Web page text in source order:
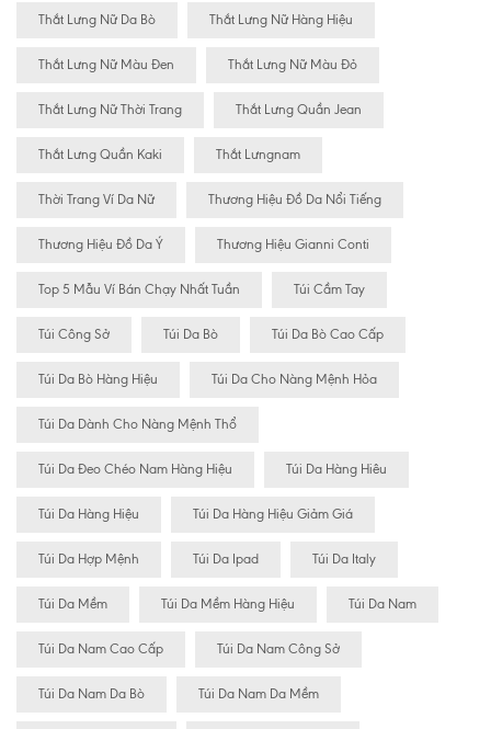
Thắt Lưng Nữ Da Bò Thắt Lưng Nữ Hàng Hiệu
Thắt Lưng Nữ Màu Đen Thắt Lưng Nữ Màu Đỏ
Thắt Lưng Nữ Thời Trang Thắt Lưng Quần Jean
Thắt Lưng Quần Kaki Thắt Lưngnam
Thời Trang Ví Da Nữ Thương Hiệu Đồ Da Nổi Tiếng
Thương Hiệu Đồ Da Ý Thương Hiệu Gianni Conti
Top 5 Mẫu Ví Bán Chạy Nhất Tuần Túi Cầm Tay
Túi Công Sở Túi Da Bò Túi Da Bò Cao Cấp
Túi Da Bò Hàng Hiệu Túi Da Cho Nàng Mệnh Hỏa
Túi Da Dành Cho Nàng Mệnh Thổ
Túi Da Đeo Chéo Nam Hàng Hiệu Túi Da Hàng Hiêu
Túi Da Hàng Hiệu Túi Da Hàng Hiệu Giảm Giá
Túi Da Hợp Mệnh Túi Da Ipad Túi Da Italy
Túi Da Mềm Túi Da Mềm Hàng Hiệu Túi Da Nam
Túi Da Nam Cao Cấp Túi Da Nam Công Sở
Túi Da Nam Da Bò Túi Da Nam Da Mềm